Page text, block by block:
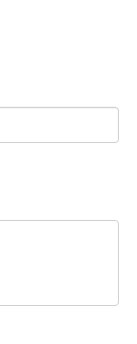
ために利用いた